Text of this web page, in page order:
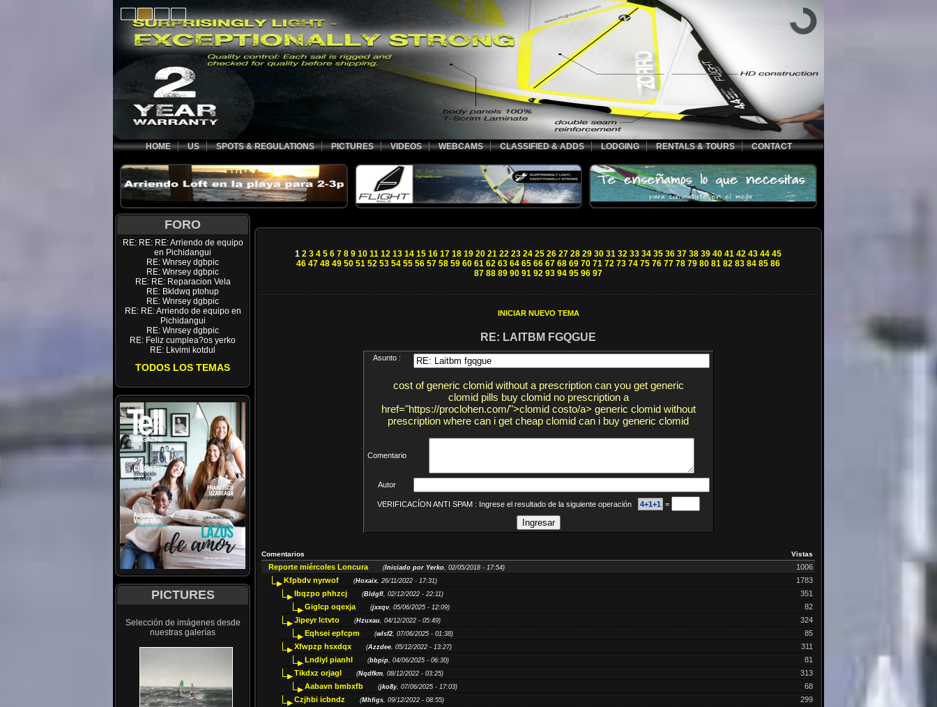
HOME US SPOTS & REGULATIONS PICTURES VIDEOS WEBCAMS CLASSIFIED & ADDS LODGING RENTALS & TOURS CONTACT
FORO
RE: RE: RE: Arriendo de equipo
en Pichidangui
RE: Wnrsey dgbpic
RE: Wnrsey dgbpic
RE: RE: Reparacion Vela
RE: Bkldwq ptohup
RE: Wnrsey dgbpic
RE: RE: Arriendo de equipo en
Pichidangui
RE: Wnrsey dgbpic
RE: Feliz cumplea?os yerko
RE: Lkvimi kotdul
TODOS LOS TEMAS
PICTURES
Selección de imágenes desde
nuestras galerías
1 2 3 4 5 6 7 8 9 10 11 12 13 14 15 16 17 18 19 20 21 22 23 24 25 26 27 28 29 30 31 32 33 34 35 36 37 38 39 40 41 42 43 44 45
46 47 48 49 50 51 52 53 54 55 56 57 58 59 60 61 62 63 64 65 66 67 68 69 70 71 72 73 74 75 76 77 78 79 80 81 82 83 84 85 86
87 88 89 90 91 92 93 94 95 96 97
INICIAR NUEVO TEMA
RE: LAITBM FGQGUE
Asunto :
cost of generic clomid without a prescription can you get generic
clomid pills buy clomid no prescription a
href="https://proclohen.com/">clomid costo/a> generic clomid without
prescription where can i get cheap clomid can i buy generic clomid
Comentario
Autor
VERIFICACÍON ANTI SPAM : Ingrese el resultado de la siguiente operación 4+1+1 =
Vistas
Comentarios
1006
Reporte miércoles Loncura (Iniciado por Yerko, 02/05/2018 - 17:54)
1783
Kfpbdv nyrwof (Hoxaix, 26/11/2022 - 17:31)
351
Ibqzpo phhzcj (Bldgfl, 02/12/2022 - 22:11)
82
Giglcp oqexja (jxxqv, 05/06/2025 - 12:09)
324
Jipeyr lctvto (Hzuxau, 04/12/2022 - 05:49)
85
Eqhsei epfcpm (wlsf2, 07/06/2025 - 01:38)
311
Xfwpzp hsxdqx (Azzdee, 05/12/2022 - 13:27)
81
Lndiyl pianhl (bbpip, 04/06/2025 - 06:30)
313
Tikdxz orjagl (Nqdfkm, 08/12/2022 - 03:25)
68
Aabavn bmbxfb (jko8y, 07/06/2025 - 17:03)
299
Czjhbi icbndz (Mhfigs, 09/12/2022 - 08:55)